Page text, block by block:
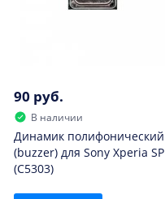
90 руб.
В наличии
Динамик полифонический
(buzzer) для Sony Xperia SP
(C5303)